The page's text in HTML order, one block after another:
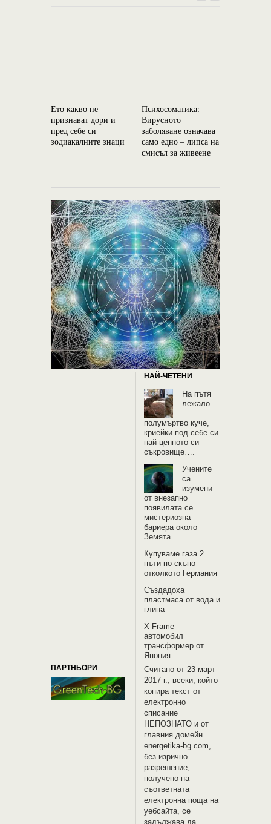
Ето какво не
признават дори и
пред себе си
зодиакалните знаци
Психосоматика:
Вирусното
заболяване означава
само едно – липса на
смисъл за живеене
НАЙ-ЧЕТЕНИ
На пътя
лежало
полумъртво куче,
криейки под себе си
най-ценното си
съкровище….
Учените
са
изумени
от внезапно
появилата се
мистериозна
бариера около
Земята
Купуваме газа 2
пъти по-скъпо
отколкото Германия
Създадоха
пластмаса от вода и
глина
X-Frame –
автомобил
трансформер от
Япония
ПАРТНЬОРИ
Считано от 23 март
2017 г., всеки, който
копира текст от
електронно
списание
НЕПОЗНАТО и oт
главния домейн
energetika-bg.com,
без изрично
разрешение,
получено на
съответната
електронна поща на
уебсайта, се
задължава да